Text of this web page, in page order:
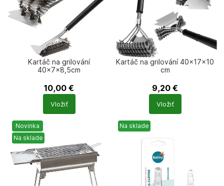
Kartáč na grilování
40x7x8,5cm
10,00 €
Počet
produktů
Vložiť
Kartáč na grilování 40x17x10
cm
9,20 €
Počet
produktů
Vložiť
Novinka
Na sklade
Na sklade